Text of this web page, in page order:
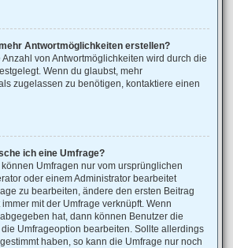
Antwortmöglichkeiten erstellen?
von Antwortmöglichkeiten wird durch die
Wenn du glaubst, mehr
zugelassen zu benötigen, kontaktiere einen
ich eine Umfrage?
Umfragen nur vom ursprünglichen
oder einem Administrator bearbeitet
zu bearbeiten, ändere den ersten Beitrag
mit der Umfrage verknüpft. Wenn
hat, dann können Benutzer die
Umfrageoption bearbeiten. Sollte allerdings
haben, so kann die Umfrage nur noch